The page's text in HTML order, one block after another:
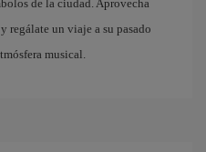
de la ciudad. Aprovecha
regálate un viaje a su pasado
musical.